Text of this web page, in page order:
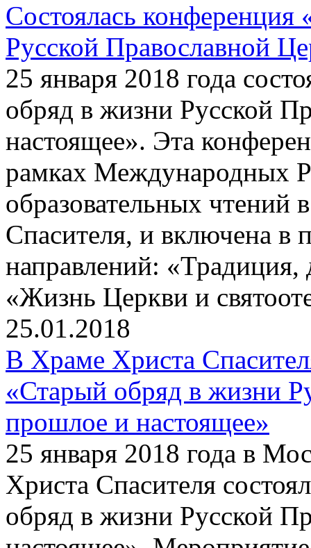
Состоялась
Русской Православной
25 января 2018 года
обряд в жизни Русской
настоящее». Эта
рамках Международных
образовательных чтений
Спасителя, и включена в
направлений: «Традиция,
«Жизнь Церкви и
25.01.2018
В Храме Христа
«Старый обряд в жизни
прошлое и настоящее»
25 января 2018 года в
Христа Спасителя
обряд в жизни Русской